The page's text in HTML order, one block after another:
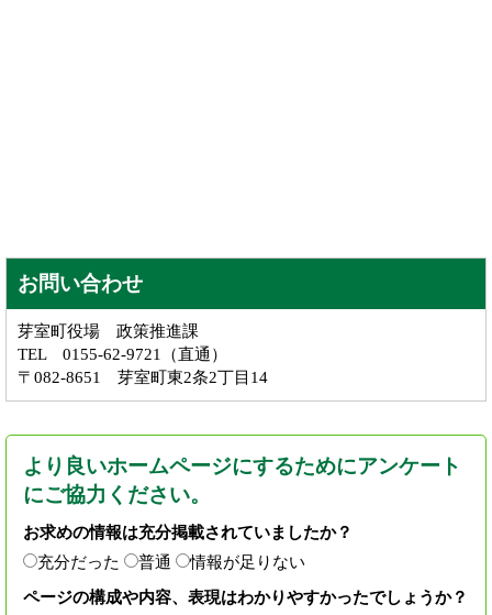
お問い合わせ
芽室町役場 政策推進課
TEL 0155-62-9721（直通）
〒082-8651 芽室町東2条2丁目14
より良いホームページにするためにアンケート
にご協力ください。
お求めの情報は充分掲載されていましたか？
充分だった
普通
情報が足りない
ページの構成や内容、表現はわかりやすかったでしょうか？